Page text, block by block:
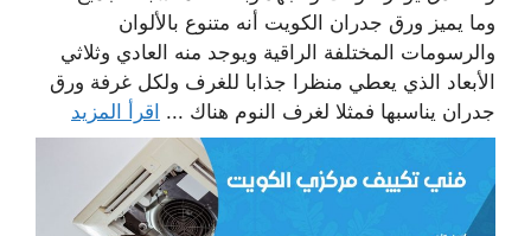
وما يميز ورق جدران الكويت أنه متنوع بالألوان
والرسومات المختلفة الراقية ويوجد منه العادي وثلاثي
الأبعاد الذي يعطي منظرا جذابا للغرف ولكل غرفة ورق
جدران يناسبها فمثلا لغرف النوم هناك ... اقرأ المزيد